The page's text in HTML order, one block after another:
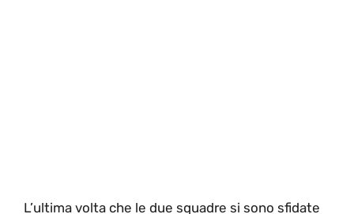
L’ultima volta che le due squadre si sono sfidate